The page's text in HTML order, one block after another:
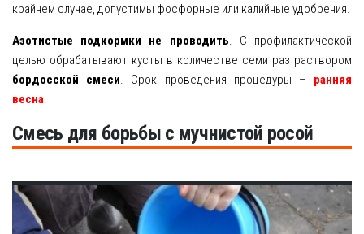
крайнем случае, допустимы фосфорные или калийные удобрения.
Азотистые подкормки не проводить. С профилактической
целью обрабатывают кусты в количестве семи раз раствором
бордосской смеси. Срок проведения процедуры – ранняя
весна.
Смесь для борьбы с мучнистой росой